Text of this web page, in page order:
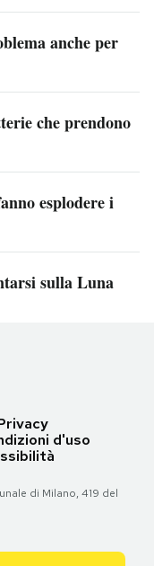
anche per
che prendono
esplodere i
sulla Luna
d'uso
di Milano, 419 del